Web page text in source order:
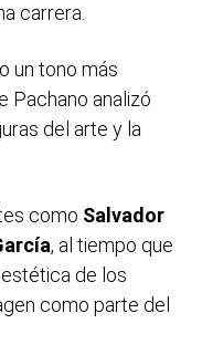
carrera.
un tono más
Pachano analizó
del arte y la
como Salvador
, al tiempo que
de los
como parte del